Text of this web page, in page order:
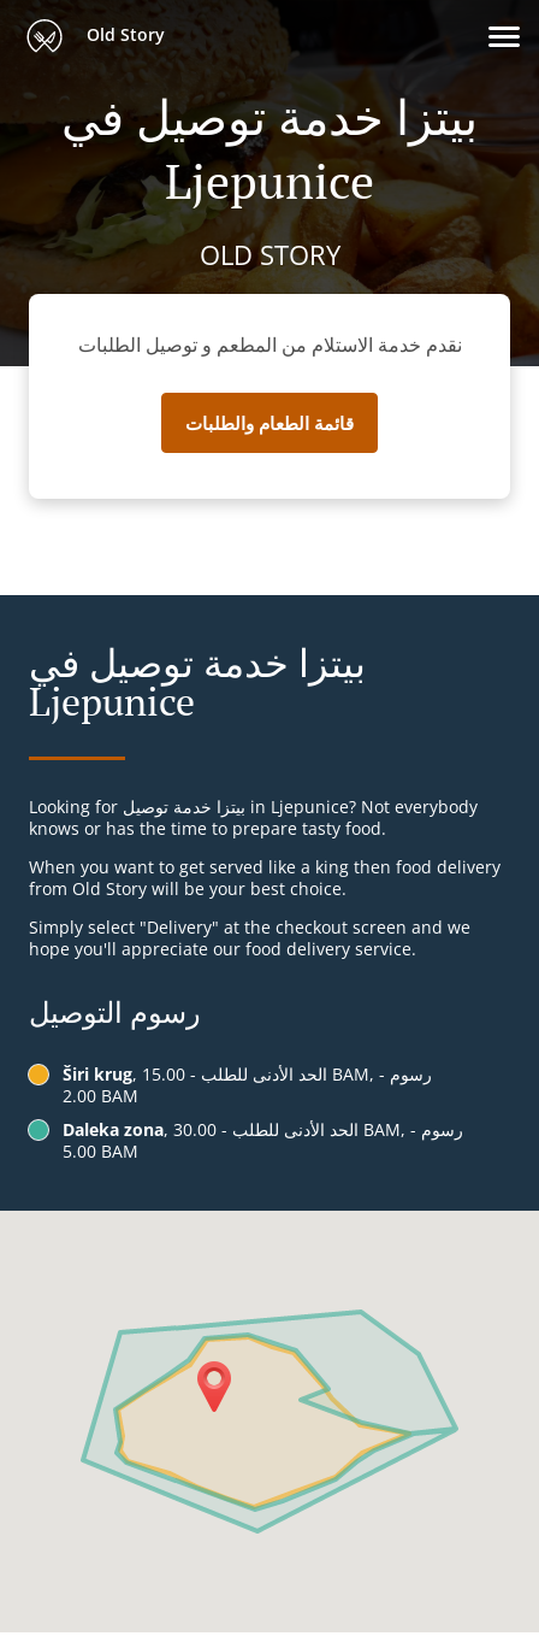
Old Story
بيتزا خدمة توصيل في
Ljepunice
OLD STORY
نقدم خدمة الاستلام من المطعم و توصيل الطلبات
قائمة الطعام والطلبات
بيتزا خدمة توصيل في
Ljepunice
Looking for بيتزا خدمة توصيل in Ljepunice? Not everybody
knows or has the time to prepare tasty food.
When you want to get served like a king then food delivery
from Old Story will be your best choice.
Simply select "Delivery" at the checkout screen and we
hope you'll appreciate our food delivery service.
رسوم التوصيل
Širi krug, الحد الأدنى للطلب - ‏15.00 BAM, رسوم -
‏2.00 BAM
Daleka zona, الحد الأدنى للطلب - ‏30.00 BAM, رسوم -
‏5.00 BAM